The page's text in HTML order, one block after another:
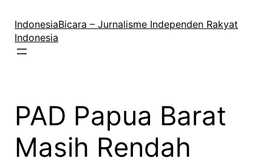
konten
IndonesiaBicara – Jurnalisme Independen Rakyat
Indonesia
PAD Papua Barat
Masih Rendah